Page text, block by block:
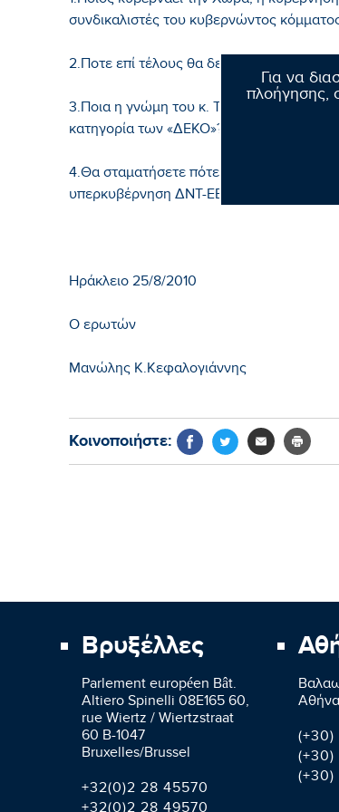
Για να
πλοήγησης,
συνδικαλιστές του κυβερνώντος
2.Ποτε επί τέλους θα δείξετε έλεος
3.Ποια η γνώμη του κ. Τρισε για την
κατηγορία των «ΔΕΚΟ»?
4.Θα σταματήσετε πότε να εμπαίζεται
υπερκυβέρνηση ΔΝΤ-ΕΕ-ΕΚΤ?
Ηράκλειο 25/8/2010
Ο ερωτών
Μανώλης Κ.Κεφαλογιάννης
Κοινοποιήστε:
Βρυξέλλες
Parlement européen Bât.
Altiero Spinelli 08E165 60,
rue Wiertz / Wiertzstraat
60 B-1047
Bruxelles/Brussel
+32(0)2 28 45570
(+30)